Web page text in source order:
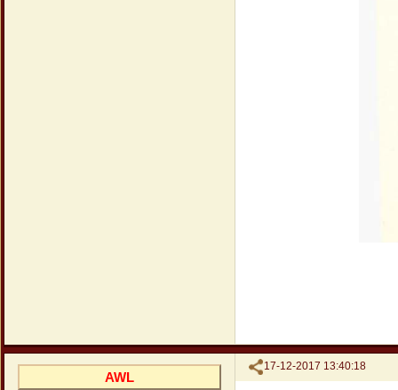
Поделиться
17-12-2017 13:40:18
AWL